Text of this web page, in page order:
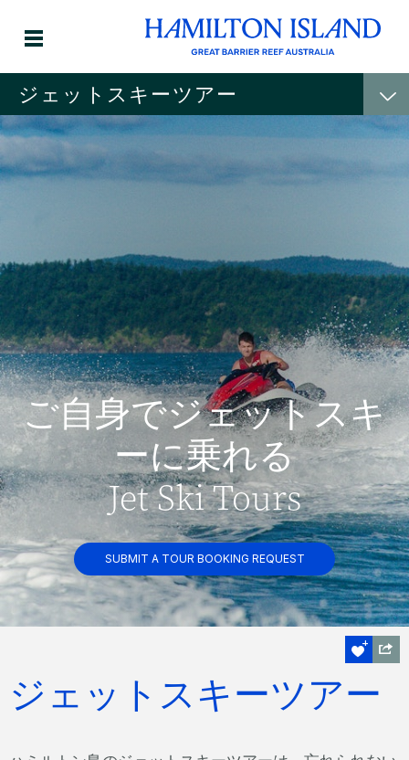
ジェットスキーツアー
ご自身でジェットスキ
ーに乗れる
Jet Ski Tours
SUBMIT A TOUR BOOKING REQUEST
ジェットスキーツアー